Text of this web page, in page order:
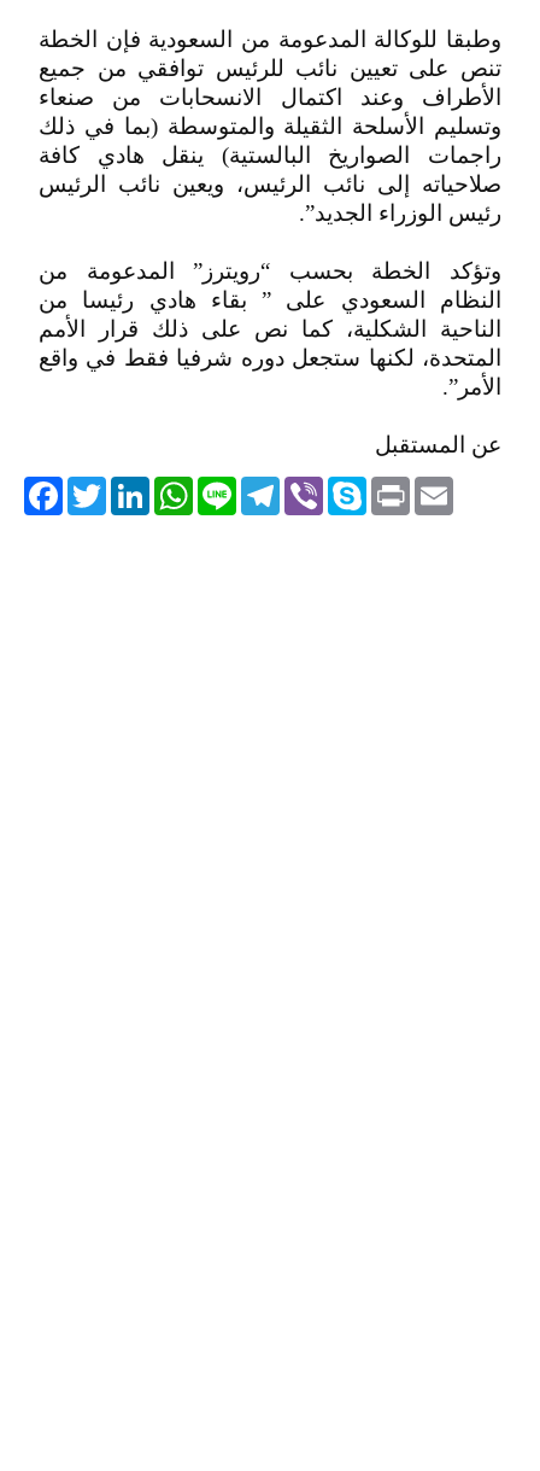
وطبقا للوكالة المدعومة من السعودية فإن الخطة
تنص على تعيين نائب للرئيس توافقي من جميع
الأطراف وعند اكتمال الانسحابات من صنعاء
وتسليم الأسلحة الثقيلة والمتوسطة (بما في ذلك
راجمات الصواريخ البالستية) ينقل هادي كافة
صلاحياته إلى نائب الرئيس، ويعين نائب الرئيس
رئيس الوزراء الجديد”.
وتؤكد الخطة بحسب “رويترز” المدعومة من
النظام السعودي على ” بقاء هادي رئيسا من
الناحية الشكلية، كما نص على ذلك قرار الأمم
المتحدة، لكنها ستجعل دوره شرفيا فقط في واقع
الأمر”.
عن المستقبل
TwitterLinkedIn
WhatsApp Line
Telegram ViberSkype PrintEmail